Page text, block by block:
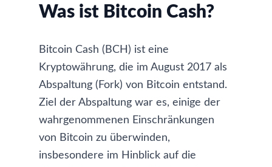
Was ist Bitcoin Cash?
Bitcoin Cash (BCH) ist eine
Kryptowährung, die im August 2017 als
Abspaltung (Fork) von Bitcoin entstand.
Ziel der Abspaltung war es, einige der
wahrgenommenen Einschränkungen
von Bitcoin zu überwinden,
insbesondere im Hinblick auf die